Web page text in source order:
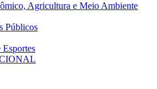
Agricultura e Meio Ambiente
Públicos